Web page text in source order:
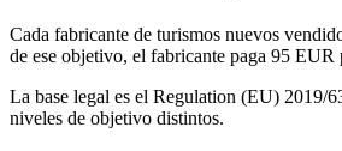
Cada fabricante de turismos nuevos
de ese objetivo, el fabricante paga 95
La base legal es el Regulation (EU) 2019/
niveles de objetivo distintos.